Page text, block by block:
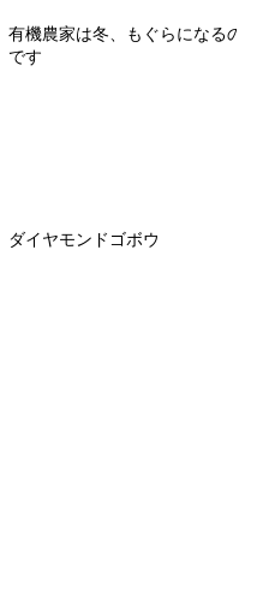
有機農家は冬、もぐらになるの
です
ダイヤモンドゴボウ